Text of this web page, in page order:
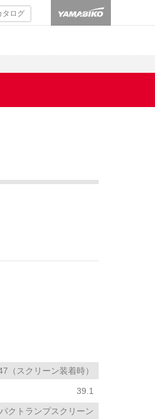
タログ
（スクリーン装着時）
39.1
クトランプスクリーン